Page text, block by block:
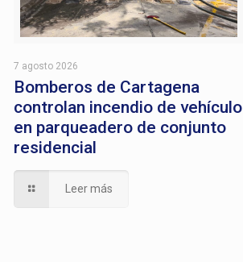
7 agosto 2026
Bomberos de Cartagena
controlan incendio de vehículo
en parqueadero de conjunto
residencial
Leer más